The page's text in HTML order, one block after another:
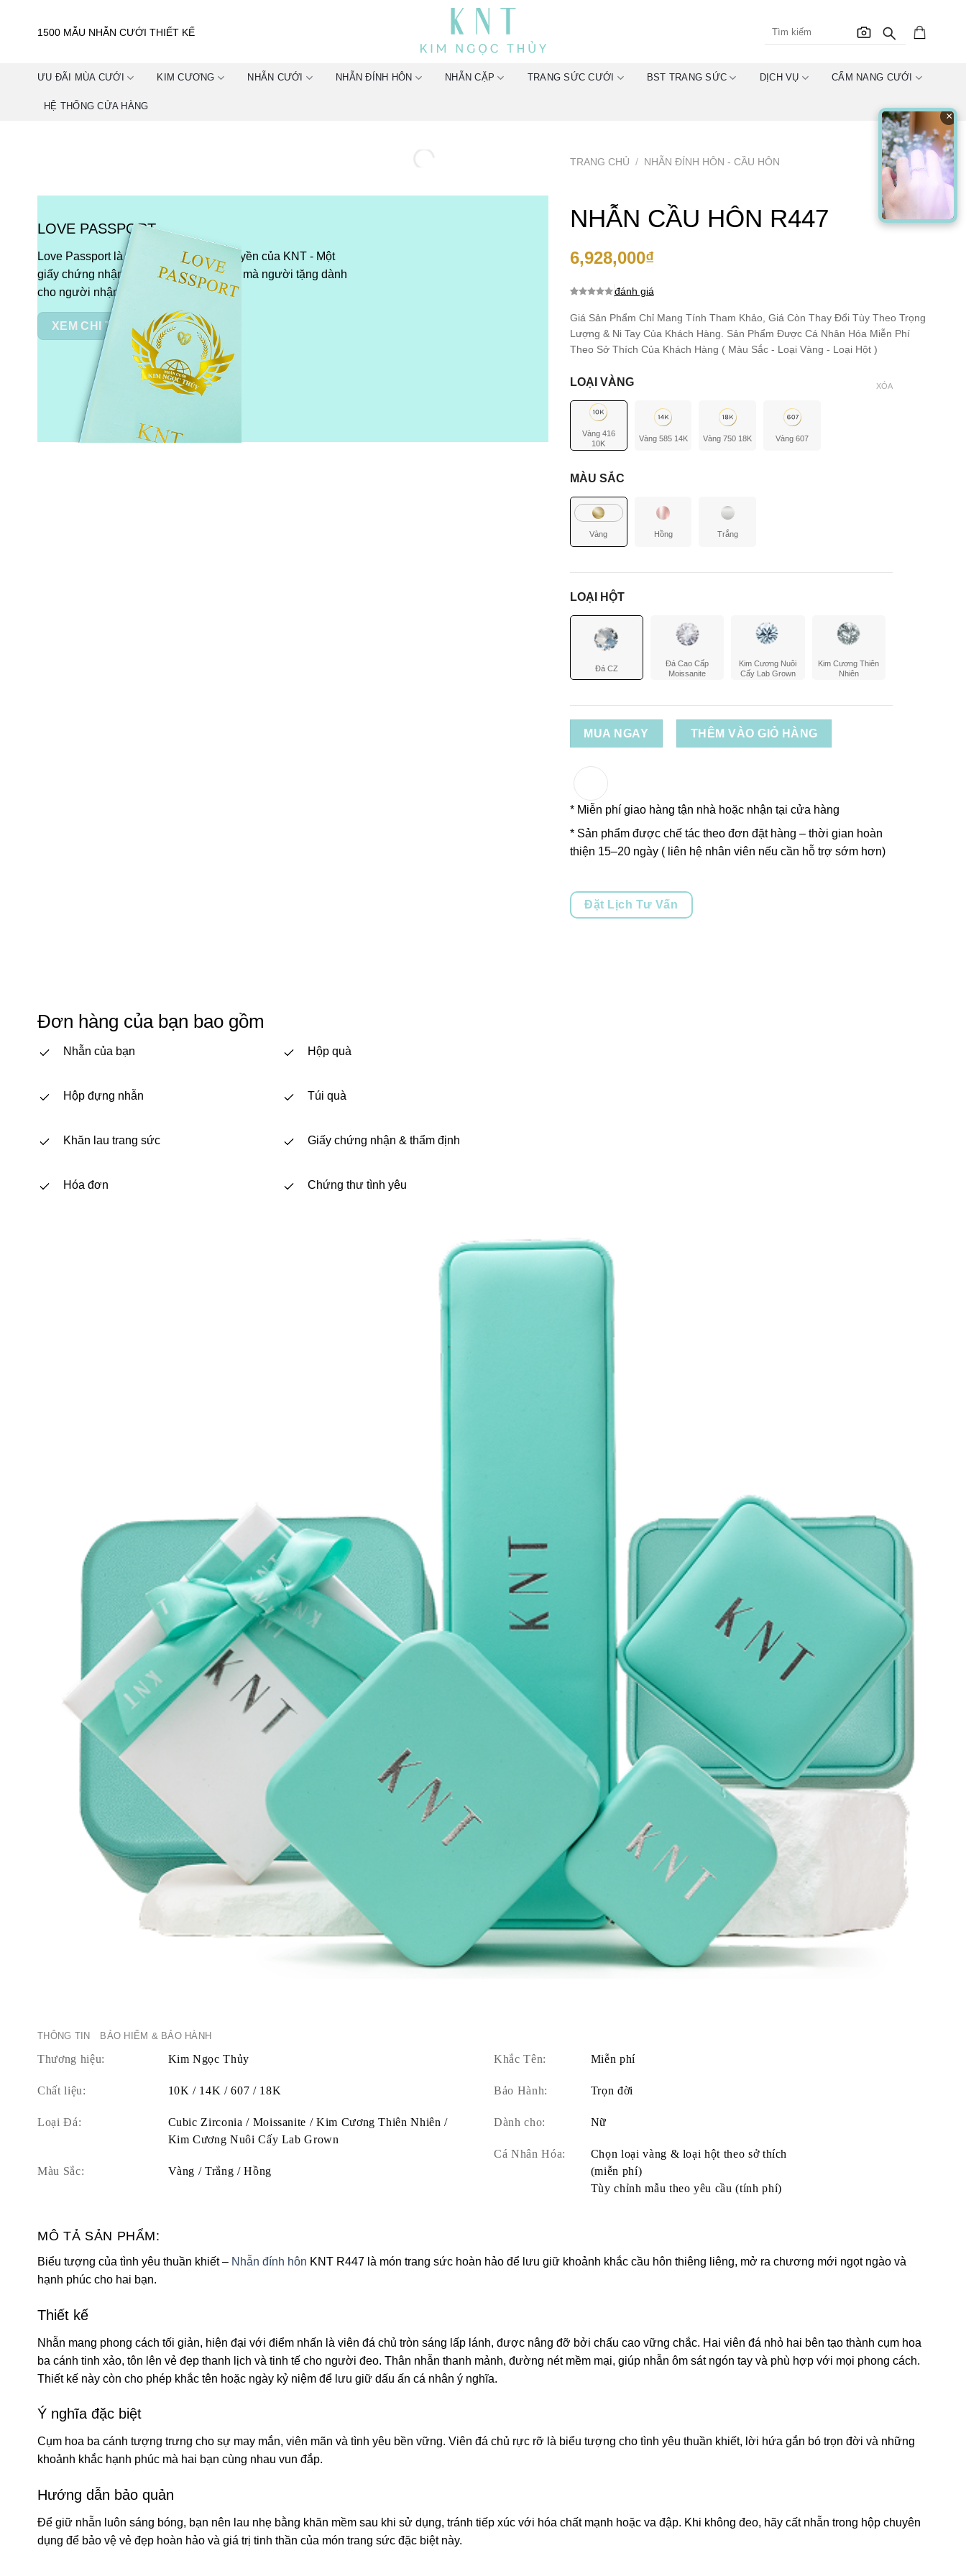
1500 MẪU NHẪN CƯỚI THIẾT KẾ
ƯU ĐÃI MÙA CƯỚI KIM CƯƠNG NHẪN CƯỚI NHẪN ĐÍNH HÔN NHẪN CẶP TRANG SỨC CƯỚI BST TRANG SỨC DỊCH VỤ CẨM NANG CƯỚI
HỆ THỐNG CỬA HÀNG
LOVE PASSPORT
Love Passport là một chính sách độc quyền của KNT - Một
giấy chứng nhận "Tình Yêu Cuối Cùng" mà người tặng dành
cho người nhận.
XEM CHI TIẾT
TRANG CHỦ / NHẪN ĐÍNH HÔN - CẦU HÔN
NHẪN CẦU HÔN R447
6,928,000₫
dựa trên
đánh giá
đánh giá
Giá Sản Phẩm Chỉ Mang Tính Tham Khảo, Giá Còn Thay Đổi Tùy Theo Trọng
Lượng & Ni Tay Của Khách Hàng. Sản Phẩm Được Cá Nhân Hóa Miễn Phí
Theo Sở Thích Của Khách Hàng ( Màu Sắc - Loại Vàng - Loại Hột )
LOẠI VÀNG
Vàng 416
10K
Vàng 585 14K Vàng 750 18K Vàng 607
MÀU SẮC
Vàng Hồng Trắng
LOẠI HỘT
Đá CZ
Đá Cao Cấp
Moissanite
Kim Cương Nuôi
Cấy Lab Grown
Kim Cương Thiên
Nhiên
XÓA
MUA NGAY THÊM VÀO GIỎ HÀNG
* Miễn phí giao hàng tận nhà hoặc nhận tại cửa hàng
* Sản phẩm được chế tác theo đơn đặt hàng – thời gian hoàn
thiện 15–20 ngày ( liên hệ nhân viên nếu cần hỗ trợ sớm hơn)
Đặt Lịch Tư Vấn
Đơn hàng của bạn bao gồm
Nhẫn của bạn
Hộp đựng nhẫn
Khăn lau trang sức
Hóa đơn
Hộp quà
Túi quà
Giấy chứng nhận & thẩm định
Chứng thư tình yêu
THÔNG TIN BẢO HIỂM & BẢO HÀNH
Thương hiệu: Kim Ngọc Thủy
Chất liệu: 10K / 14K / 607 / 18K
Loại Đá:
Cubic Zirconia / Moissanite / Kim Cương Thiên Nhiên /
Kim Cương Nuôi Cấy Lab Grown
Màu Sắc: Vàng / Trắng / Hồng
Khắc Tên: Miễn phí
Bảo Hành: Trọn đời
Dành cho: Nữ
Cá Nhân Hóa:
Chọn loại vàng & loại hột theo sở thích
(miễn phí)
Tùy chỉnh mẫu theo yêu cầu (tính phí)
MÔ TẢ SẢN PHẨM:
Biểu tượng của tình yêu thuần khiết – Nhẫn đính hôn KNT R447 là món trang sức hoàn hảo để lưu giữ khoảnh khắc cầu hôn thiêng liêng, mở ra chương mới ngọt ngào và
hạnh phúc cho hai bạn.
Thiết kế
Nhẫn mang phong cách tối giản, hiện đại với điểm nhấn là viên đá chủ tròn sáng lấp lánh, được nâng đỡ bởi chấu cao vững chắc. Hai viên đá nhỏ hai bên tạo thành cụm hoa
ba cánh tinh xảo, tôn lên vẻ đẹp thanh lịch và tinh tế cho người đeo. Thân nhẫn thanh mảnh, đường nét mềm mại, giúp nhẫn ôm sát ngón tay và phù hợp với mọi phong cách.
Thiết kế này còn cho phép khắc tên hoặc ngày kỷ niệm để lưu giữ dấu ấn cá nhân ý nghĩa.
Ý nghĩa đặc biệt
Cụm hoa ba cánh tượng trưng cho sự may mắn, viên mãn và tình yêu bền vững. Viên đá chủ rực rỡ là biểu tượng cho tình yêu thuần khiết, lời hứa gắn bó trọn đời và những
khoảnh khắc hạnh phúc mà hai bạn cùng nhau vun đắp.
Hướng dẫn bảo quản
Để giữ nhẫn luôn sáng bóng, bạn nên lau nhẹ bằng khăn mềm sau khi sử dụng, tránh tiếp xúc với hóa chất mạnh hoặc va đập. Khi không đeo, hãy cất nhẫn trong hộp chuyên
dụng để bảo vệ vẻ đẹp hoàn hảo và giá trị tinh thần của món trang sức đặc biệt này.
×